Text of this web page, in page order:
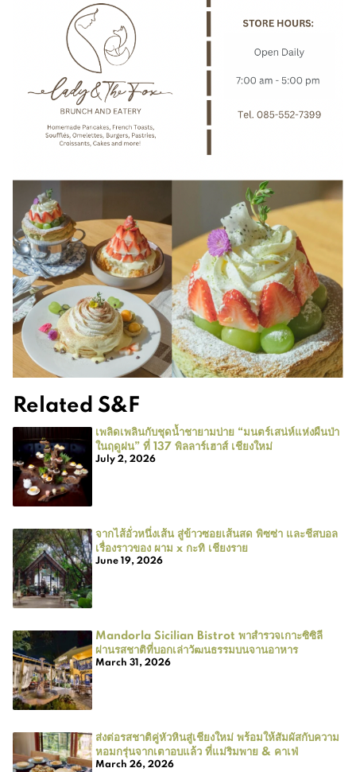
Related S&F
เพลิดเพลินกับชุดน้ำชายามบ่าย “มนตร์เสน่ห์แห่งผืนป่า
ในฤดูฝน” ที่ 137 พิลลาร์เฮาส์ เชียงใหม่
July 2, 2026
จากไส้อั่วหนึ่งเส้น สู่ข้าวซอยเส้นสด พิซซ่า และชีสบอล
เรื่องราวของ ผาม x กะทิ เชียงราย
June 19, 2026
Mandorla Sicilian Bistrot พาสำรวจเกาะซิซิลี
ผ่านรสชาติที่บอกเล่าวัฒนธรรมบนจานอาหาร
March 31, 2026
ส่งต่อรสชาติคู่หัวหินสู่เชียงใหม่ พร้อมให้สัมผัสกับความ
หอมกรุ่นจากเตาอบแล้ว ที่แม่ริมพาย & คาเฟ่
March 26, 2026